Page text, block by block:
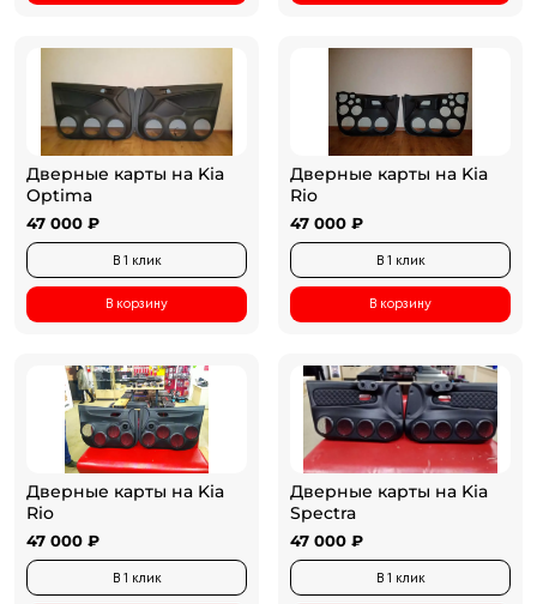
Дверные карты на Kia
Optima
47 000 ₽
В 1 клик
В корзину
Дверные карты на Kia
Rio
47 000 ₽
В 1 клик
В корзину
Дверные карты на Kia
Rio
47 000 ₽
В 1 клик
Дверные карты на Kia
Spectra
47 000 ₽
В 1 клик